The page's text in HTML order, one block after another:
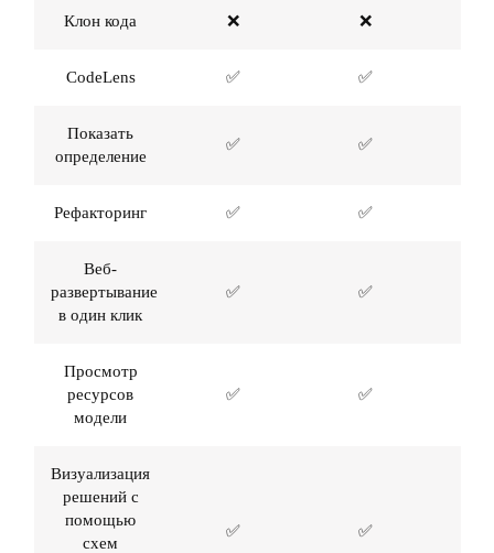
Клон кода ❌ ❌
CodeLens ✅ ✅
Показать
определение
✅ ✅
Рефакторинг ✅ ✅
Веб-
развертывание
в один клик
✅ ✅
Просмотр
ресурсов
модели
✅ ✅
Визуализация
решений с
помощью
схем
✅ ✅